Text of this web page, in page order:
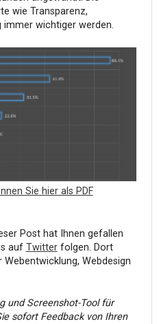
wie Transparenz,
immer wichtiger werden.
Sie hier als PDF
Post hat Ihnen gefallen
auf Twitterfolgen. Dort
Webdesign
und Screenshot-Tool für
sofort Feedback von Ihren